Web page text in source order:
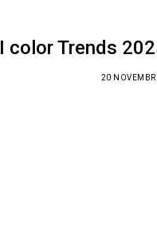
I color Trends
20